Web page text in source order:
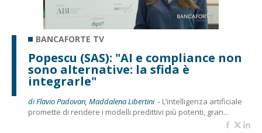
BANCAFORTE TV
Popescu (SAS): "AI e compliance non
sono alternative: la sfida è
integrarle"
di Flavio Padovan, Maddalena Libertini - L’intelligenza artificiale
promette di rendere i modelli predittivi più potenti, gran...